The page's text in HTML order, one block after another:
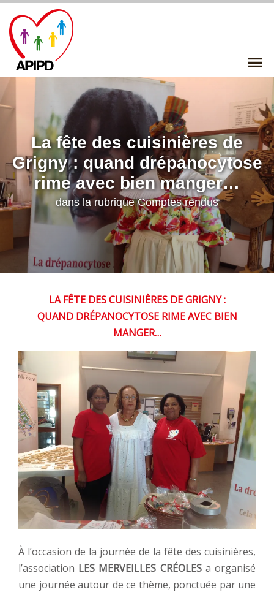
content
La fête des cuisinières de
Grigny : quand drépanocytose
rime avec bien manger…
dans la rubriqueComptes rendus
LA FÊTE DES CUISINIÈRES DE GRIGNY :
QUAND DRÉPANOCYTOSE RIME AVEC BIEN
MANGER…
À l’occasion de la journée de la fête des cuisinières,
l’association LES MERVEILLES CRÉOLESa organisé
une journée autour de ce thème, ponctuée par une